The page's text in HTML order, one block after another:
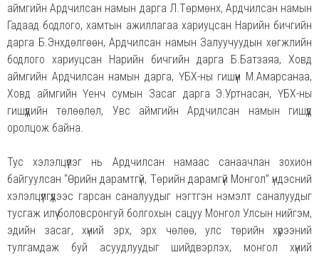
аймгийн Ардчилсан намын дарга Л.Төрмөнх, Ардчилсан намын
Гадаад бодлого, хамтын ажиллагаа хариуцсан Нарийн бичгийн
дарга Б.Энхдөлгөөн, Ардчилсан намын Залуучуудын хөгжлийн
бодлого хариуцсан Нарийн бичгийн дарга Б.Батзаяа, Ховд
аймгийн Ардчилсан намын дарга, ҮБХ-ны гишүүн М.Амарсанаа,
Ховд аймгийн Үенч сумын Засаг дарга Э.Уртнасан, ҮБХ-ны
гишүүдийн төлөөлөл, Увс аймгийн Ардчилсан намын гишүүд
оролцож байна.
Тус хэлэлцүүлэг нь Ардчилсан намаас санаачлан зохион
байгуулсан “Өрийн дарамтгүй, Төрийн дарамгүй Монгол” үндэсний
хэлэлцүүлгүүдээс гарсан саналуудыг нэгтгэн нэмэлт саналуудыг
тусгаж илүү боловсронгуй болгохын сацуу Монгол Улсын нийгэм,
эдийн засаг, хүний эрх, эрх чөлөө, улс төрийн хүрээний
тулгамдаж буй асуудлуудыг шийдвэрлэх, монгол хүний